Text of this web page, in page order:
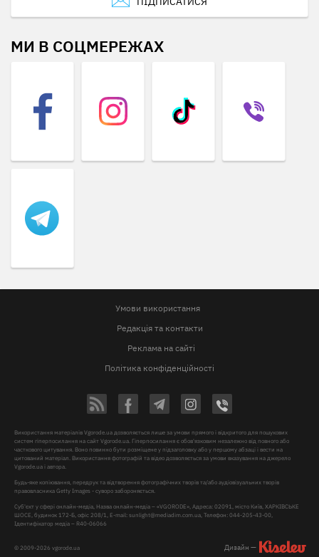
МИ В СОЦМЕРЕЖАХ
Умови використання
Редакція та контакти
Реклама на сайті
Політика конфіденційності
© 2009-2026 vgorode.ua
Використання матеріалів Vgorode.ua дозволяється лише за умови прямого і відкритого для пошукових
систем гіперпосилання на сайт Vgorode.ua. Гіперпосилання є обов'язковим незалежно від повного або
часткового цитування. Воно повинно бути розміщене у підзаголовку або у першому абзаці і вести на
цитований матеріал. Використання фотографій та відео дозволяється за умови вказування на джерело
Vgorode.ua і автора.
Будь-яке копіювання, передрук та відтворення фотографічних творів та/або аудіовізуальних творів
правовласника Getty Images - суворо забороняється.
Суб'єкт у сфері онлайн-медіа, Назва онлайн-медіа – «VGORODE», Адреса: 02091, місто Київ, ХАРКІВСЬКЕ
ШОСЕ, будинок 172-Б, офіс 208/1, E-mail:sunlight@mediadim.com.ua, Телефон: 044-205-43-00,
Ідентифікатор медіа – R40-06066
Дизайн —